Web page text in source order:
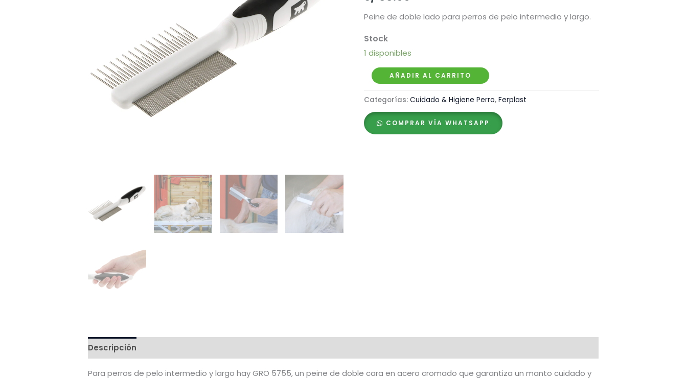
Peine de doble lado para perros de pelo intermedio y largo.
1 disponibles
Ferplast
Peine
Gro
5755
Premium
AÑADIR AL CARRITO
Categorías: Cuidado & Higiene Perro, Ferplast
COMPRAR VÍA WHATSAPP
Descripción
Para perros de pelo intermedio y largo hay GRO 5755, un peine de doble cara en acero cromado que garantiza un manto cuidado y